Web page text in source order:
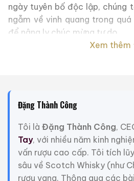
ngày tuyên bố độc lập, chúng
ngẫm về vinh quang trong
để nâng ly chúc mừng tự do.
chăm sóc đặc biệt đã được
mạnh California hảo hạng
các tiêu chuẩn cao của quốc
Chúng tôi hy vọng bạn sẽ cùng
mừng nước Mỹ và để bình
Xem thêm
Đặng Thành Công
Tôi là Đặng Thành Công,
Tay, với nhiều năm kinh
vấn rượu cao cấp. Tôi tích
sâu về Scotch Whisky (như
rượu vang. Thông qua các